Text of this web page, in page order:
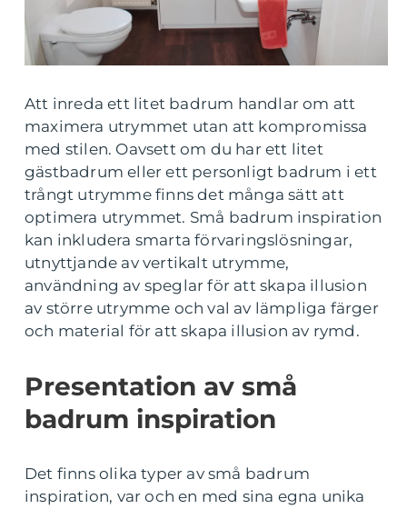
Att inreda ett litet badrum handlar om att
maximera utrymmet utan att kompromissa
med stilen. Oavsett om du har ett litet
gästbadrum eller ett personligt badrum i ett
trångt utrymme finns det många sätt att
optimera utrymmet. Små badrum inspiration
kan inkludera smarta förvaringslösningar,
utnyttjande av vertikalt utrymme,
användning av speglar för att skapa illusion
av större utrymme och val av lämpliga färger
och material för att skapa illusion av rymd.
Presentation av små
badrum inspiration
Det finns olika typer av små badrum
inspiration, var och en med sina egna unika